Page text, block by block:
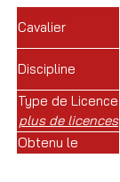
Cavalier
Discipline
Type de Licence
plus de licences
Obtenu le